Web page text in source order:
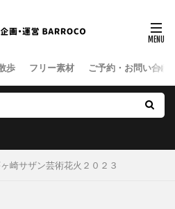
歩 フリー素材 ご予約・お問い合わ
崎サザン芸術花火２０２３